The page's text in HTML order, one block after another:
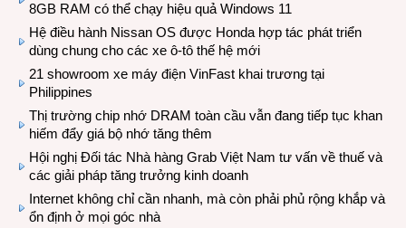
8GB RAM có thể chạy hiệu quả Windows 11
Hệ điều hành Nissan OS được Honda hợp tác phát triển
dùng chung cho các xe ô-tô thế hệ mới
21 showroom xe máy điện VinFast khai trương tại
Philippines
Thị trường chip nhớ DRAM toàn cầu vẫn đang tiếp tục khan
hiếm đẩy giá bộ nhớ tăng thêm
Hội nghị Đối tác Nhà hàng Grab Việt Nam tư vấn về thuế và
các giải pháp tăng trưởng kinh doanh
Internet không chỉ cần nhanh, mà còn phải phủ rộng khắp và
ổn định ở mọi góc nhà